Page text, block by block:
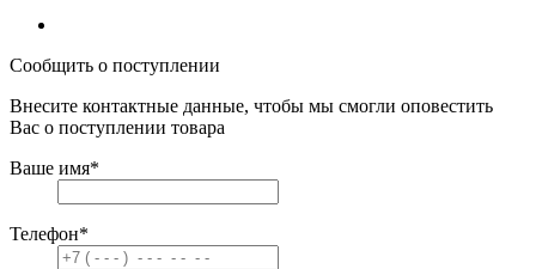
Сообщить о поступлении
Внесите контактные данные, чтобы мы смогли оповестить
Вас о поступлении товара
Ваше имя*
Телефон*